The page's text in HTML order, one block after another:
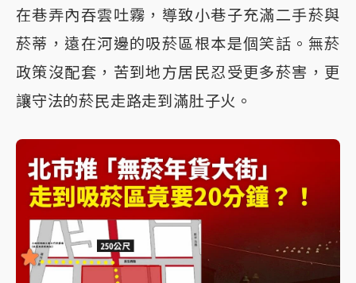
在巷弄內吞雲吐霧，導致小巷子充滿二手菸與
菸蒂，遠在河邊的吸菸區根本是個笑話。無菸
政策沒配套，苦到地方居民忍受更多菸害，更
讓守法的菸民走路走到滿肚子火。